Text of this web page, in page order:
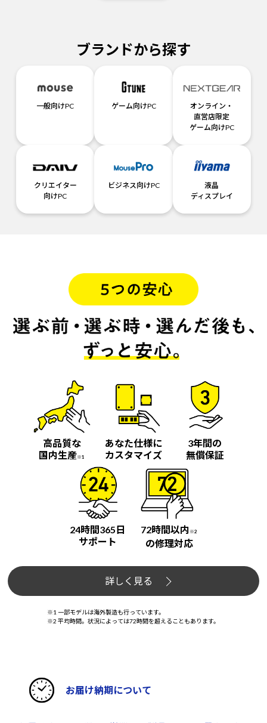
ブランドから探す
一般向けPC ゲーム向けPC
オンライン・
直営店限定
ゲーム向けPC
クリエイター
向けPC
ビジネス向けPC
液晶
ディスプレイ
高品質な
国内生産※1
あなた仕様に
カスタマイズ
3年間の
無償保証
24時間365日
サポート
72時間以内 ※2
の修理対応
詳しく見る
※1 一部モデルは海外製造も行っています。
※2 平均時間。状況によっては72時間を超えることもあります。
お届け納期について